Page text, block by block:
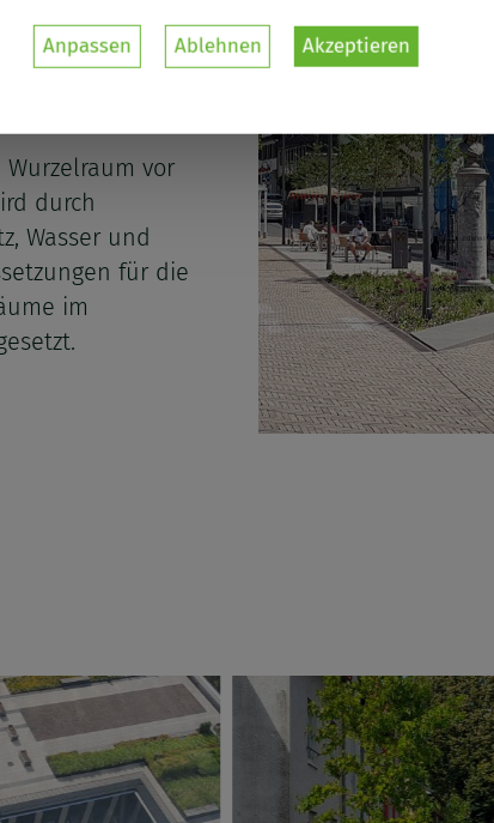
die im
Baum
vor
durch
Wasser und
für die
im
Anpassen Ablehnen Akzeptieren